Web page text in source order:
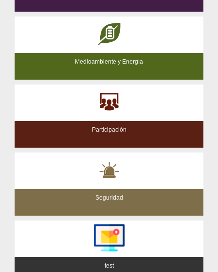
Medioambiente y Energía
Participación
Seguridad
test